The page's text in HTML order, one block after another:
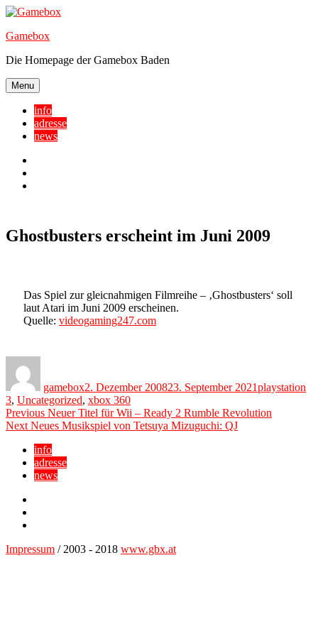
Skip
content
Gamebox
Die Homepage der Gamebox Baden
Menu
info
adresse
news
Ghostbusters erscheint im Juni 2009
Das Spiel zur gleicnahmigen Filmreihe – ‚Ghostbusters‘ soll
laut Atari im Juni 2009 erscheinen.
Quelle: videogaming247.com
gamebox2. Dezember 200823. September 2021playstation
3, Uncategorized, xbox 360
Beitragsnavigation
Previous Previous
post:
Neuer Titel für Wii – Ready 2 Rumble Revolution
Next Next
Neues Musikspiel von Tetsuya Mizuguchi: QJ
info
adresse
news
Impressum / 2003 - 2018 www.gbx.at